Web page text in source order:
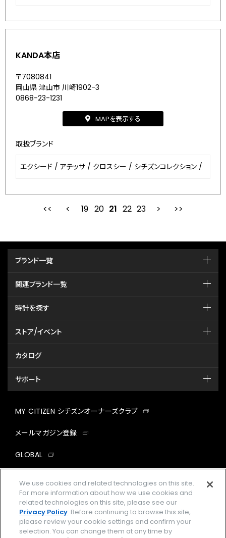
KANDA本店
〒7080841
岡山県 津山市 川崎1902-3
0868-23-1231
MAPを表示する
取扱ブランド
エクシード / アテッサ / クロスシー / シチズンコレクション /
最初 前
19 20 21 22 23
ブランド一覧
関連ブランド一覧
時計を探す
ストア/イベント
カタログ
サポート
MY CITIZEN シチズンオーナーズクラブ
メールマガジン登録
GLOBAL
facebookinstagramtwitter
企業情報 ご利用規約
We use cookies and related technologies on this site.
For more information about how we use cookies and
related technologies on this site, please see our
Privacy Policy. Before continuing to browse this site,
please review your cookie settings and confirm your
selection. You can change them at any time by